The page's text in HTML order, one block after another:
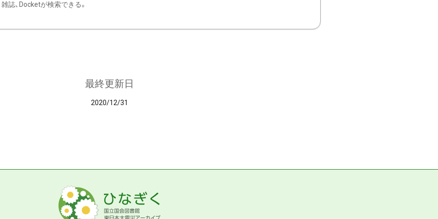
雑誌、Docketが検索できる。
最終更新日
2020/12/31